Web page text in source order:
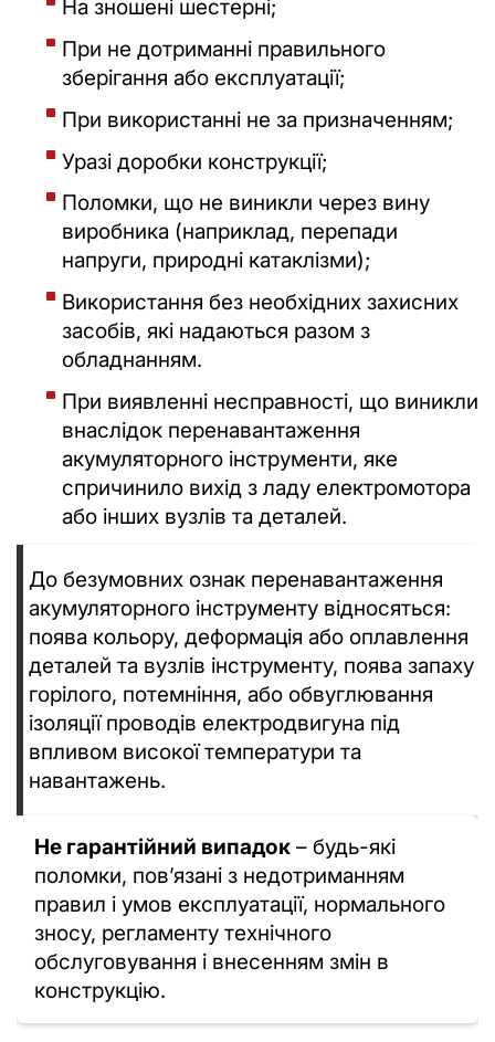
На зношені шестерні;
При не дотриманні правильного
зберігання або експлуатації;
При використанні не за призначенням;
Уразі доробки конструкції;
Поломки, що не виникли через вину
виробника (наприклад, перепади
напруги, природні катаклізми);
Використання без необхідних захисних
засобів, які надаються разом з
обладнанням.
При виявленні несправності, що виникли
внаслідок перенавантаження
акумуляторного інструменти, яке
спричинило вихід з ладу електромотора
або інших вузлів та деталей.
До безумовних ознак перенавантаження
акумуляторного інструменту відносяться:
поява кольору, деформація або оплавлення
деталей та вузлів інструменту, поява запаху
горілого, потемніння, або обвуглювання
ізоляції проводів електродвигуна під
впливом високої температури та
навантажень.
Не гарантійний випадок– будь-які
поломки, повʼязані з недотриманням
правил і умов експлуатації, нормального
зносу, регламенту технічного
обслуговування і внесенням змін в
конструкцію.